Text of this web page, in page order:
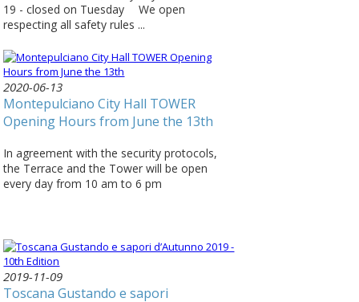
19 - closed on Tuesday ⠀ We open
respecting all safety rules ...
2020-06-13
Montepulciano City Hall TOWER
Opening Hours from June the 13th
In agreement with the security protocols,
the Terrace and the Tower will be open
every day from 10 am to 6 pm
2019-11-09
Toscana Gustando e sapori